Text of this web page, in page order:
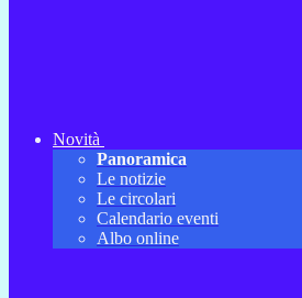
Novità
Panoramica
Le notizie
Le circolari
Calendario eventi
Albo online